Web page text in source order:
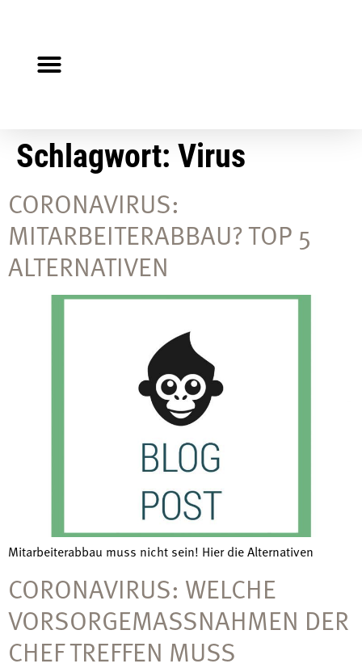
Schlagwort: Virus
CORONAVIRUS:
MITARBEITERABBAU? TOP 5
ALTERNATIVEN
Mitarbeiterabbau muss nicht sein! Hier die Alternativen
CORONAVIRUS: WELCHE
VORSORGEMASSNAHMEN DER C
HEF TREFFEN MUSS